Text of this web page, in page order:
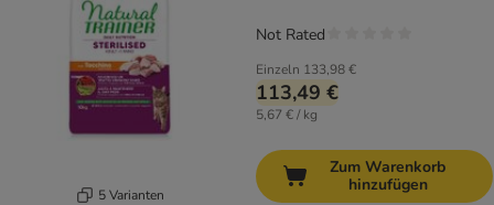
5 Varianten
Einzeln 133,98 €
113,49 €
5,67 € / kg
Not Rated
Zum Warenkorb
hinzufügen